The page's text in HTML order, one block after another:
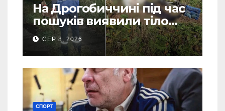
На Дрогобиччині під час
пошуків виявили тіло
зниклого чоловіка (Фото)
СЕР 8, 2026
СПОРТ